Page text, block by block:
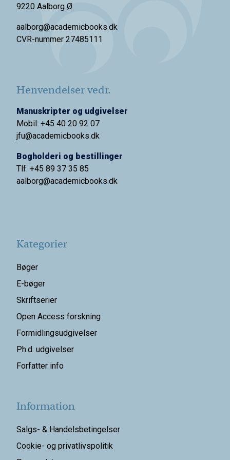
9220 Aalborg Ø
aalborg@academicbooks.dk
CVR-nummer 27485111
Henvendelser vedr.
Manuskripter og udgivelser
Mobil: +45 40 20 92 07
jfu@academicbooks.dk
Bogholderi og bestillinger
Tlf. +45 89 37 35 85
aalborg@academicbooks.dk
Kategorier
Bøger
E-bøger
Skriftserier
Open Access forskning
Formidlingsudgivelser
Ph.d. udgivelser
Forfatter info
Information
Salgs- & Handelsbetingelser
Cookie- og privatlivspolitik